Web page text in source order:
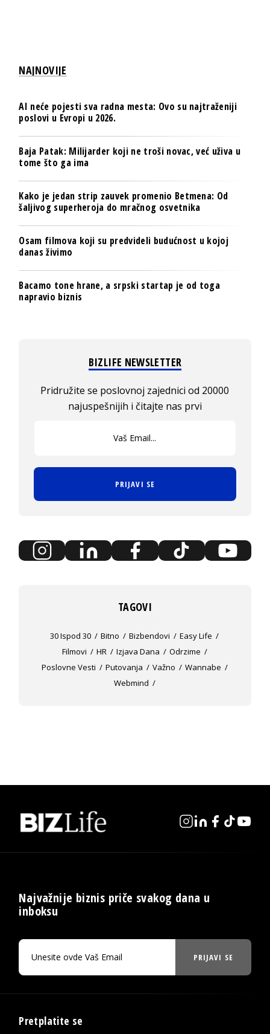
NAJNOVIJE
AI neće pojesti sva radna mesta: Ovo su najtraženiji
poslovi u Evropi u 2026.
Baja Patak: Milijarder koji ne troši novac, već uživa u
tome što ga ima
Kako je jedan strip zauvek promenio Betmena: Od
šaljivog superheroja do mračnog osvetnika
Osam filmova koji su predvideli budućnost u kojoj
danas živimo
Bacamo tone hrane, a srpski startap je od toga
napravio biznis
BIZLIFE NEWSLETTER
Pridružite se poslovnoj zajednici od 20000
najuspešnijih i čitajte nas prvi
PRIJAVI SE
TAGOVI
30 Ispod 30 Bitno Bizbendovi
Easy Life
Filmovi
HR Izjava Dana
Odrzime
Poslovne Vesti
Putovanja Važno
Wannabe
Webmind
Najvažnije biznis priče svakog dana u
inboksu
PRIJAVI SE
Pretplatite se